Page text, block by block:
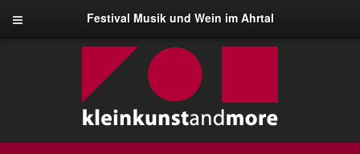
Festival Musik und Wein im Ahrtal